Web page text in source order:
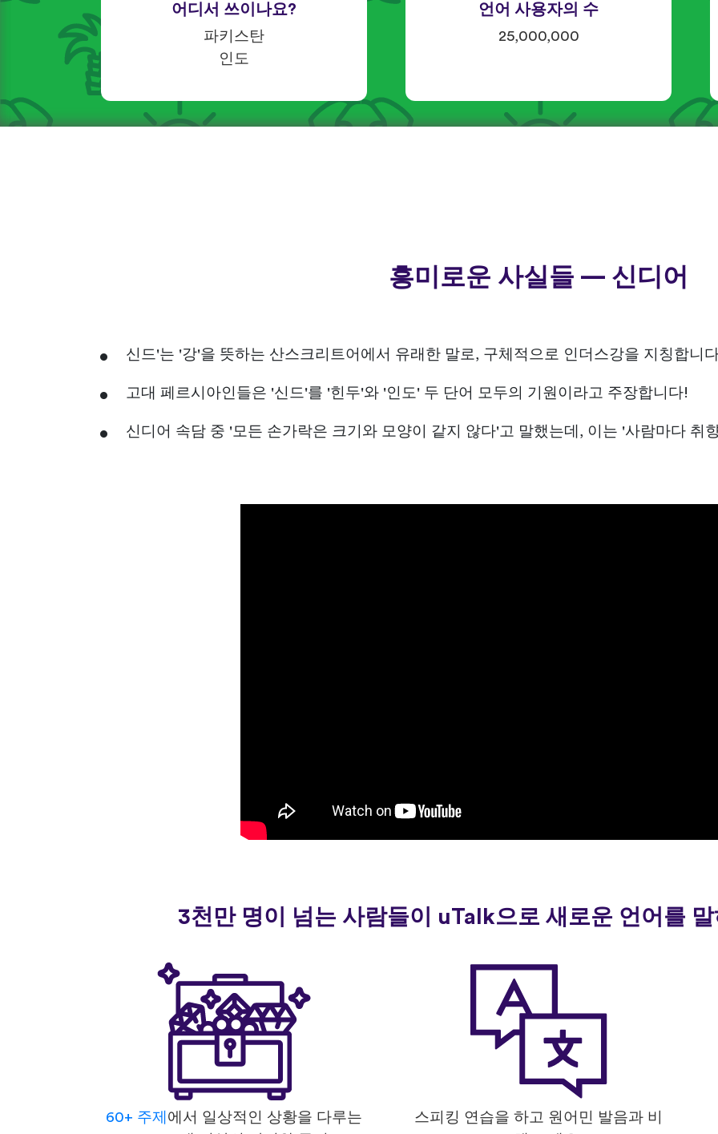
어디서 쓰이나요?
파키스탄
인도
언어 사용자의 수
25,000,000
흥미로운 사실들 — 신디어
신드'는 '강'을 뜻하는 산스크리트어에서 유래한 말로, 구체적으로 인더스강을 지칭합니
고대 페르시아인들은 '신드'를 '힌두'와 '인도' 두 단어 모두의 기원이라고 주장합니다!
신디어 속담 중 '모든 손가락은 크기와 모양이 같지 않다'고 말했는데, 이는 '사람마다 취
3천만 명이 넘는 사람들이 uTalk으로 새로운 언어를
60+ 주제 에서 일상적인 상황을 다루는
스피킹 연습을 하고 원어민 발음과 비